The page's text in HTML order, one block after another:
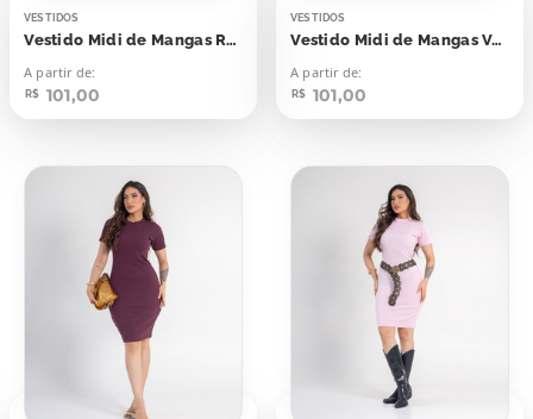
VESTIDOS
Vestido Midi de Mangas Roxo Galaxy
A partir de:
R$ 101,00
VESTIDOS
Vestido Midi de Mangas Verde Night Green
A partir de:
R$ 101,00